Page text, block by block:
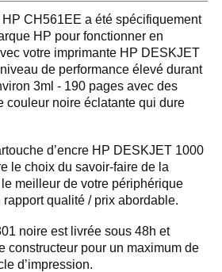
HP CH561EE a été spécifiquement
HP pour fonctionner en
votre imprimante HP DESKJET
de performance élevé durant
3ml - 190 pages avec des
couleur noire éclatante qui dure
d’encre HP DESKJET 1000
le choix du savoir-faire de la
meilleur de votre périphérique
rapport qualité / prix abordable.
noire est livrée sous 48h et
constructeur pour un maximum de
d’impression.